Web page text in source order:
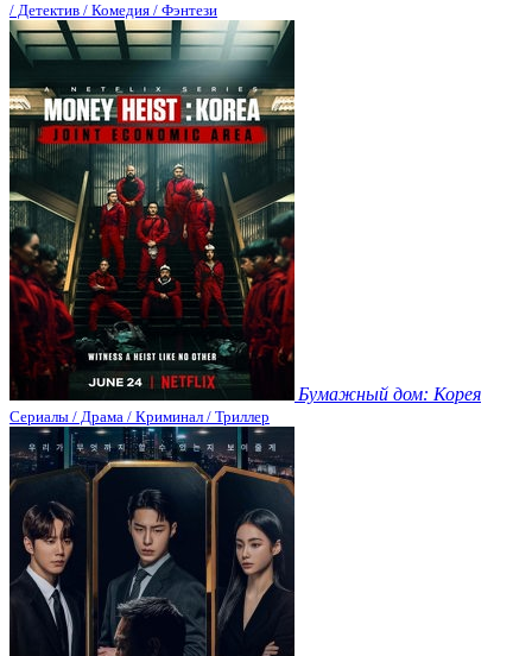
/ Детектив / Комедия / Фэнтези
Бумажный дом: Корея
Сериалы / Драма / Криминал / Триллер